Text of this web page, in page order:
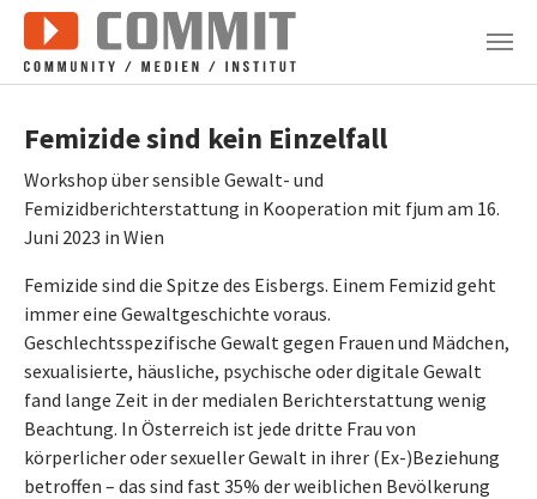
Zum Hauptinhalt springen
Femizide sind kein Einzelfall
Workshop über sensible Gewalt- und
Femizidberichterstattung in Kooperation mit fjum am 16.
Juni 2023 in Wien
Femizide sind die Spitze des Eisbergs. Einem Femizid geht
immer eine Gewaltgeschichte voraus.
Geschlechtsspezifische Gewalt gegen Frauen und Mädchen,
sexualisierte, häusliche, psychische oder digitale Gewalt
fand lange Zeit in der medialen Berichterstattung wenig
Beachtung. In Österreich ist jede dritte Frau von
körperlicher oder sexueller Gewalt in ihrer (Ex-)Beziehung
betroffen – das sind fast 35% der weiblichen Bevölkerung